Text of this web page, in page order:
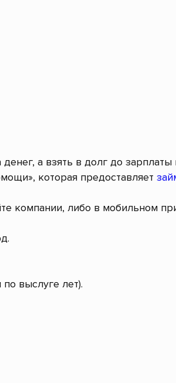
а взять в долг до
которая предоставляет
компании, либо в мобильном
выслуге лет).